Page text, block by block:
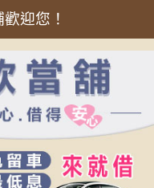
迎您！